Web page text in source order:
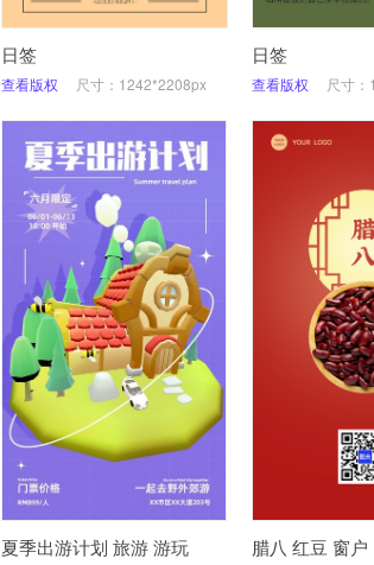
日签
查看版权 尺寸：1242*2208px
日签
查看版权 尺寸
夏季出游计划 旅游 游玩 腊八 红豆 窗户